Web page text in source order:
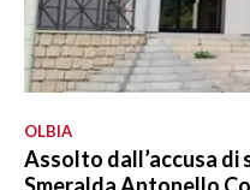
OLBIA
Assolto dall’accusa di